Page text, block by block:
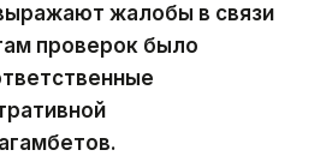
жалобы в связи
проверок было